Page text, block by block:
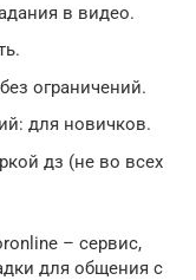
в видео.
ограничений.
для новичков.
дз (не во всех
– сервис,
для общения с